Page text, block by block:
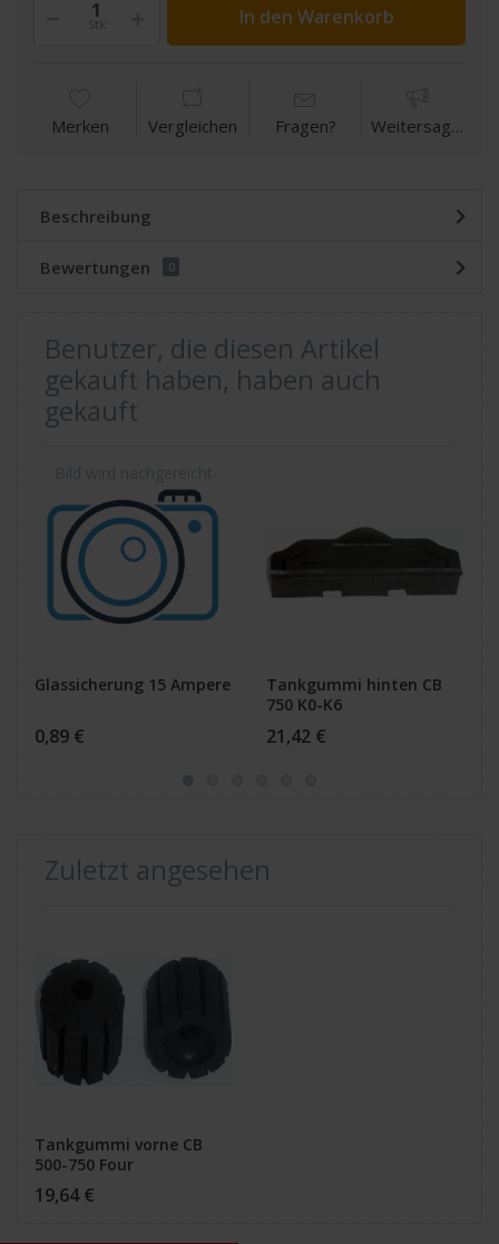
Stk In den Warenkorb
Merken Vergleichen Fragen? Weitersagen
Beschreibung
Bewertungen 0
Benutzer, die diesen Artikel
gekauft haben, haben auch
gekauft
Glassicherung 15 Ampere
0,89 €
Tankgummi hinten CB
750 K0-K6
21,42 €
Zuletzt angesehen
Tankgummi vorne CB
500-750 Four
19,64 €